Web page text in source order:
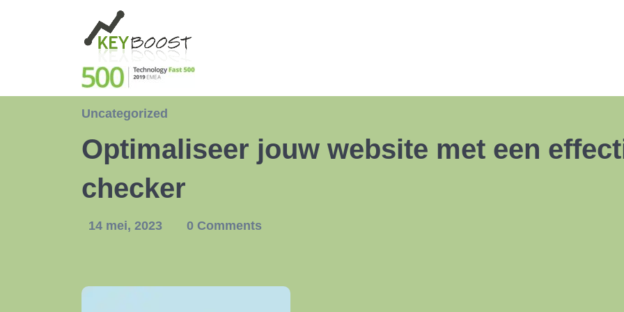
Uncategorized
Optimaliseer jouw website met een
checker
14 mei, 2023 0 Comments